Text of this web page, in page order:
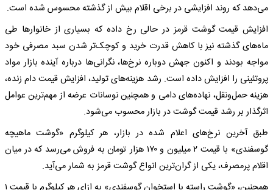
می‌دهد که روند افزایشی در برخی اقلام بیش از گذشته محسوس شده است.
افزایش قیمت گوشت قرمز در حالی رخ داده که بسیاری از خانوارها طی
ماه‌های گذشته نیز با کاهش قدرت خرید و کوچک‌تر شدن سبد مصرفی خود
مواجه بودند و اکنون جهش دوباره نرخ‌ها، نگرانی‌ها درباره آینده بازار مواد
پروتئینی را افزایش داده است. رشد هزینه‌های تولید، افزایش قیمت دام زنده،
هزینه حمل‌ونقل، نهاده‌های دامی و همچنین نوسانات عرضه از مهم‌ترین عوامل
اثرگذار بر رشد قیمت گوشت در بازار محسوب می‌شود.
طبق آخرین نرخ‌های اعلام شده در بازار، هر کیلوگرم «گوشت ماهیچه
گوسفندی» با قیمت ۲ میلیون و ۱۷۰ هزار تومان به فروش می‌رسد که در میان
اقلام پرمصرف، یکی از گران‌ترین انواع گوشت قرمز به شمار می‌آید.